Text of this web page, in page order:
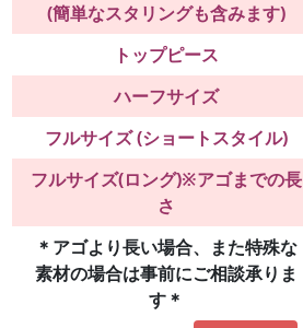
(簡単なスタリングも含みます)
トップピース
ハーフサイズ
フルサイズ (ショートスタイル)
フルサイズ(ロング)※アゴまでの長
さ
＊アゴより長い場合、また特殊な
素材の場合は事前にご相談承りま
す＊